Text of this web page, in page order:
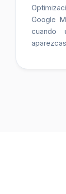
Google
cuando